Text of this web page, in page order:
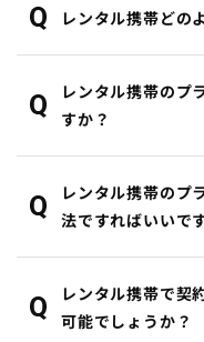
レンタル携帯どの
レンタル携帯のプ
すか？
レンタル携帯のプ
法ですればいいで
レンタル携帯で契
可能でしょうか？